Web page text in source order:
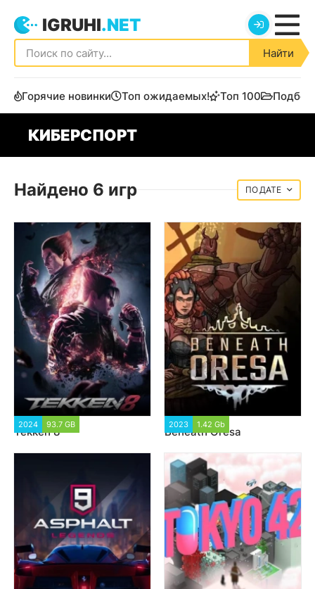
IGRUHI.NET
Найти
Горячие новинки Топ ожидаемых! Топ 100
КИБЕРСПОРТ
Найдено 6 игр ДАТЕ
2024 93.7 GB
Tekken 8
2023 1.42 Gb
Beneath Oresa